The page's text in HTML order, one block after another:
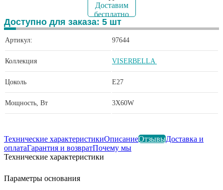
Доставим
бесплатно
Доступно для заказа: 5 шт
Артикул: 97644
Коллекция VISERBELLA
Цоколь E27
Мощность, Вт 3X60W
Технические характеристикиОписаниеОтзывыДоставка и
оплатаГарантия и возвратПочему мы
Технические характеристики
Параметры основания